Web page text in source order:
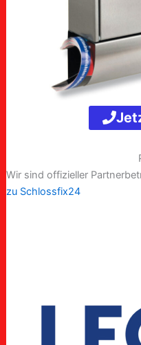
Wir sind offizieller
zu Schlossfix24